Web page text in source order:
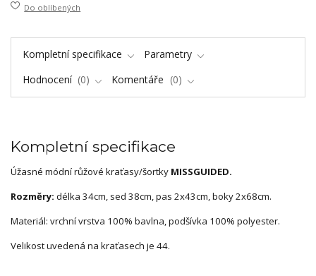
Do oblíbených
Kompletní specifikace
Parametry
Hodnocení
0 Komentáře 0
Kompletní specifikace
Úžasné módní růžové kraťasy/šortky MISSGUIDED.
Rozměry: délka 34cm, sed 38cm, pas 2x43cm, boky 2x68cm.
Materiál: vrchní vrstva 100% bavlna, podšívka 100% polyester.
Velikost uvedená na kraťasech je 44.